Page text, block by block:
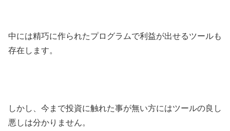
中には精巧に作られたプログラムで利益が出せるツールも
存在します。
しかし、今まで投資に触れた事が無い方にはツールの良し
悪しは分かりません。